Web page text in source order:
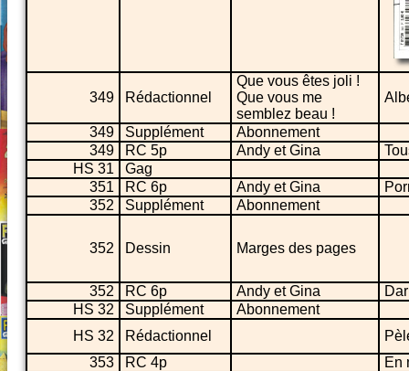
349 Rédactionnel
Que vous êtes joli !
Que vous me
semblez beau !
349 Supplément
Abonnement
349
RC 5p Andy et Gina
HS 31
Gag
351
RC 6p Andy et Gina
352
Supplément Abonnement
352 Dessin Marges des pages
352 RC 6p Andy et Gina
HS 32
Supplément
Abonnement
HS 32
Rédactionnel
353
RC 4p
En